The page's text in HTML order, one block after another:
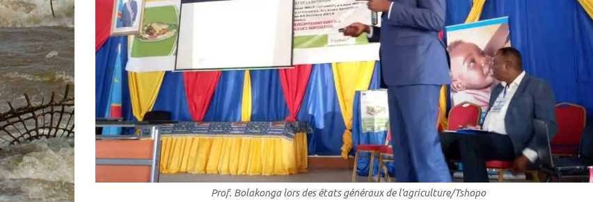
Prof. Bolakonga lors des états généraux de l’agriculture/Tshopo